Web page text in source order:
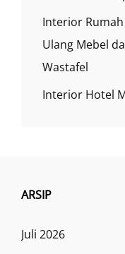
Interior
Ulang Mebel
Wastafel
Interior Hotel
ARSIP
Juli 2026